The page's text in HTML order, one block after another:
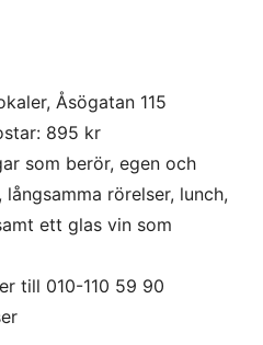
Åsögatan 115
895 kr
som berör, egen och
rörelser, lunch,
ett glas vin som
till 010-110 59 90